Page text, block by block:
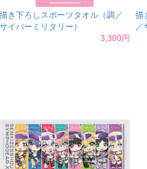
描き下ろしスポーツタオル（調／
サイバーミリタリー）
3,300円
描
／